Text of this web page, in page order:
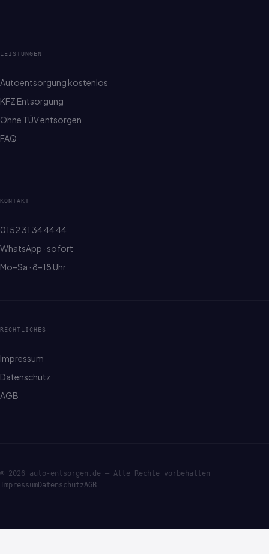
LEISTUNGEN
Autoentsorgung kostenlos
KFZ Entsorgung
Ohne TÜV entsorgen
FAQ
KONTAKT
0152 31 34 44 44
WhatsApp · sofort
Mo–Sa · 8–18 Uhr
RECHTLICHES
Impressum
Datenschutz
AGB
© 2026 auto-entsorgen.de — Alle Rechte vorbehalten
ImpressumDatenschutzAGB